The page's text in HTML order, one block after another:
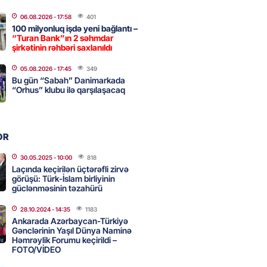
- 10:22 335
nişanında mediaya hücum
VİDEO
- 09:11 175
cərrahiyyə təhlükəsi:
Hospital”da sertifikatsız
06.08.2026- 17:58 401
100 milyonluq işdə yeni bağlantı –
“Turan Bank”ın 2 səhmdar
şirkətinin rəhbəri saxlanıldı
05.08.2026- 17:45 349
Bu gün “Sabah” Danimarkada
“Orhus” klubu ilə qarşılaşacaq
30.05.2025- 10:00 818
Laçında keçirilən üçtərəfli zirvə
görüşü: Türk-İslam birliyinin
güclənməsinin təzahürü
28.10.2024- 14:35 1183
Ankarada Azərbaycan-Türkiyə
Gənclərinin Yaşıl Dünya Naminə
Həmrəylik Forumu keçirildi –
FOTO/VİDEO